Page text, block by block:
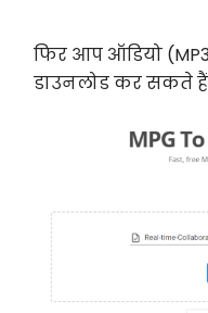
फिर आप ऑडियो
डाउनलोड कर सकते